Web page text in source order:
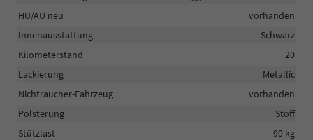
HU/AU neu
vorhanden
Innenausstattung
Schwarz
Kilometerstand
20
Lackierung
Metallic
Nichtraucher-Fahrzeug
vorhanden
Polsterung
Stoff
Stützlast
90 kg